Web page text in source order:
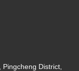
District,